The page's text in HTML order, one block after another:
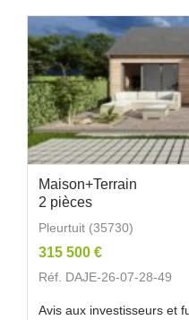
Maison+Terrain
2 pièces
Pleurtuit (35730)
315 500 €
Réf. DAJE-26-07-28-49
Avis aux investisseurs et